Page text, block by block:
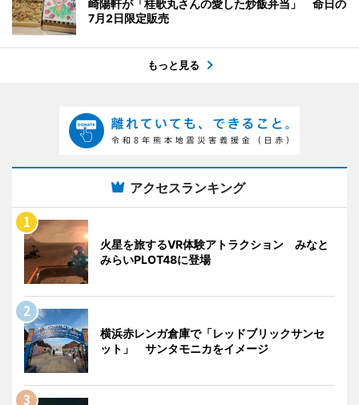
崎陽軒が「桂歌丸さんの愛した炒飯弁当」 命日の
7月2日限定販売
もっと見る
アクセスランキング
火星を旅するVR体験アトラクション みなと
みらいPLOT48に登場
横浜赤レンガ倉庫で「レッドブリックサンセ
ット」 サンタモニカをイメージ